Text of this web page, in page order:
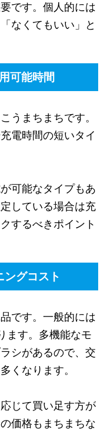
です。個人的には
なくてもいい」と
可能時間
うまちまちです。
電時間の短いタイ
可能なタイプもあ
している場合は充
するべきポイント
ングコスト
です。一般的には
ます。多機能なモ
シがあるので、交
くなります。
じて買い足す方が
価格もまちまちな